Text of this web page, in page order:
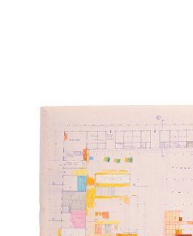
ARCHIVO DE ARQUITECTURA